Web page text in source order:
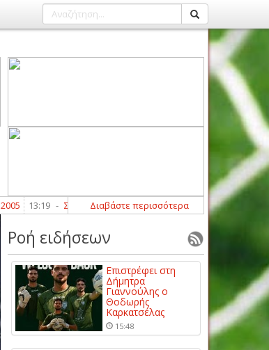
13:19 - Σημαντική ανανέωση με Γιώργο Κακαβίτση για τον
Διαβάστε περισσότερα
Ροή ειδήσεων
Επιστρέφει στη
Δήμητρα
Γιαννούλης ο
Θοδωρής
Καρκατσέλας
15:48